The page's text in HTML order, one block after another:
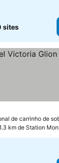
sites
de carrinho de
Ver preços
km de Station